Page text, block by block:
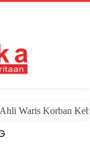
Ahli Waris Korban